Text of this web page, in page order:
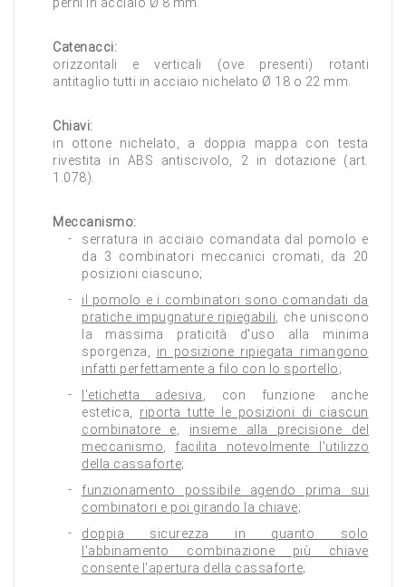
Catenacci:
orizzontali e verticali (ove presenti) rotanti
antitaglio tutti in acciaio nichelato Ø 18 o 22 mm.
Chiavi:
in ottone nichelato, a doppia mappa con testa
rivestita in ABS antiscivolo, 2 in dotazione (art.
1.078).
Meccanismo:
serratura in acciaio comandata dal pomolo e
da 3 combinatori meccanici cromati, da 20
posizioni ciascuno;
il pomolo e i combinatori sono comandati da
pratiche impugnature ripiegabili , che uniscono
la massima praticità d'uso alla minima
sporgenza, in posizione ripiegata rimangono
infatti perfettamente a filo con lo sportello;
l'etichetta adesiva , con funzione anche
estetica, riporta tutte le posizioni di ciascun
combinatore e
insieme alla precisione del
meccanismo
facilita notevolmente l'utilizzo
della cassaforte;
funzionamento possibile agendo prima sui
combinatori e poi girando la chiave;
doppia sicurezza in quanto solo
l'abbinamento combinazione più chiave
consente l'apertura della cassaforte;